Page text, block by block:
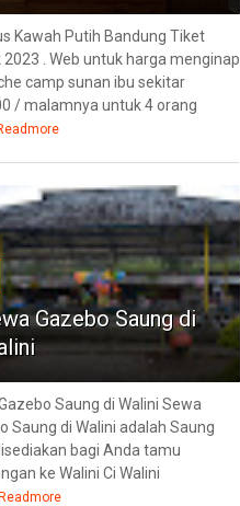
Kawah Putih Bandung Tiket
2023 . Web untuk harga menginap
camp sunan ibu sekitar
/ malamnya untuk 4 orang
Gazebo Saung di
Saung di Walini Sewa
Saung di Walini adalah Saung
bagi Anda tamu
ke Walini Ci Walini
Readmore